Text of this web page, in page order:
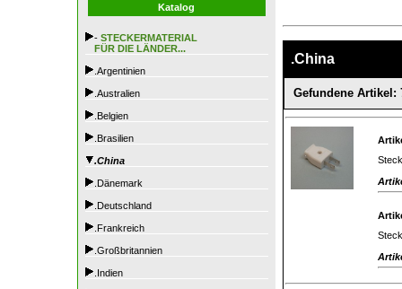
Katalog
- STECKERMATERIAL
FÜR DIE LÄNDER...
.Argentinien
.Australien
.Belgien
.Brasilien
.China
.Dänemark
.Deutschland
.Frankreich
.Großbritannien
.Indien
.China
Gefundene Artikel: